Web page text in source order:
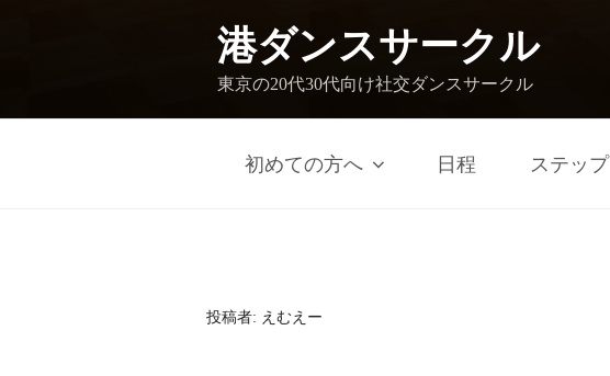
港ダンスサークル
東京の20代30代向け社交ダンスサークル
初めての方へ 日程 ステップ
投稿者: えむえー